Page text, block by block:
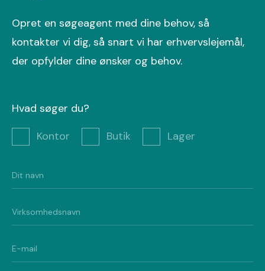
Opret en søgeagent med dine behov, så
kontakter vi dig, så snart vi har erhvervslejemål,
der opfylder dine ønsker og behov.
Hvad søger du?
Kontor
Butik Lager